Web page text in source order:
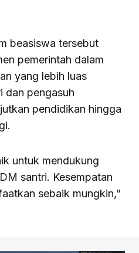
beasiswa tersebut
pemerintah dalam
yang lebih luas
dan pengasuh
pendidikan hingga
untuk mendukung
santri. Kesempatan
sebaik mungkin,”